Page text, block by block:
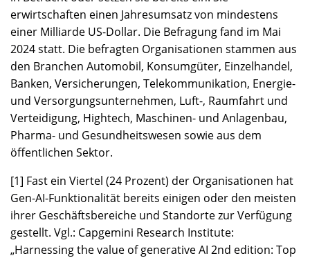
erwirtschaften einen Jahresumsatz von mindestens
einer Milliarde US-Dollar. Die Befragung fand im Mai
2024 statt. Die befragten Organisationen stammen aus
den Branchen Automobil, Konsumgüter, Einzelhandel,
Banken, Versicherungen, Telekommunikation, Energie-
und Versorgungsunternehmen, Luft-, Raumfahrt und
Verteidigung, Hightech, Maschinen- und Anlagenbau,
Pharma- und Gesundheitswesen sowie aus dem
öffentlichen Sektor.
[1] Fast ein Viertel (24 Prozent) der Organisationen hat
Gen-AI-Funktionalität bereits einigen oder den meisten
ihrer Geschäftsbereiche und Standorte zur Verfügung
gestellt. Vgl.: Capgemini Research Institute:
„Harnessing the value of generative AI 2nd edition: Top